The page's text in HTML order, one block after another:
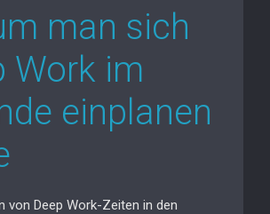
man sich
Work im
einplanen
von Deep Work-Zeiten in den